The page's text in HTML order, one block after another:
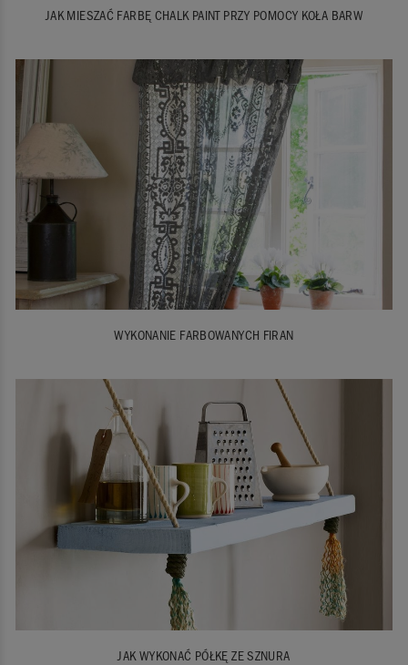
JAK MIESZAĆ FARBĘ CHALK PAINT PRZY POMOCY KOŁA BARW
WYKONANIE FARBOWANYCH FIRAN
JAK WYKONAĆ PÓŁKĘ ZE SZNURA